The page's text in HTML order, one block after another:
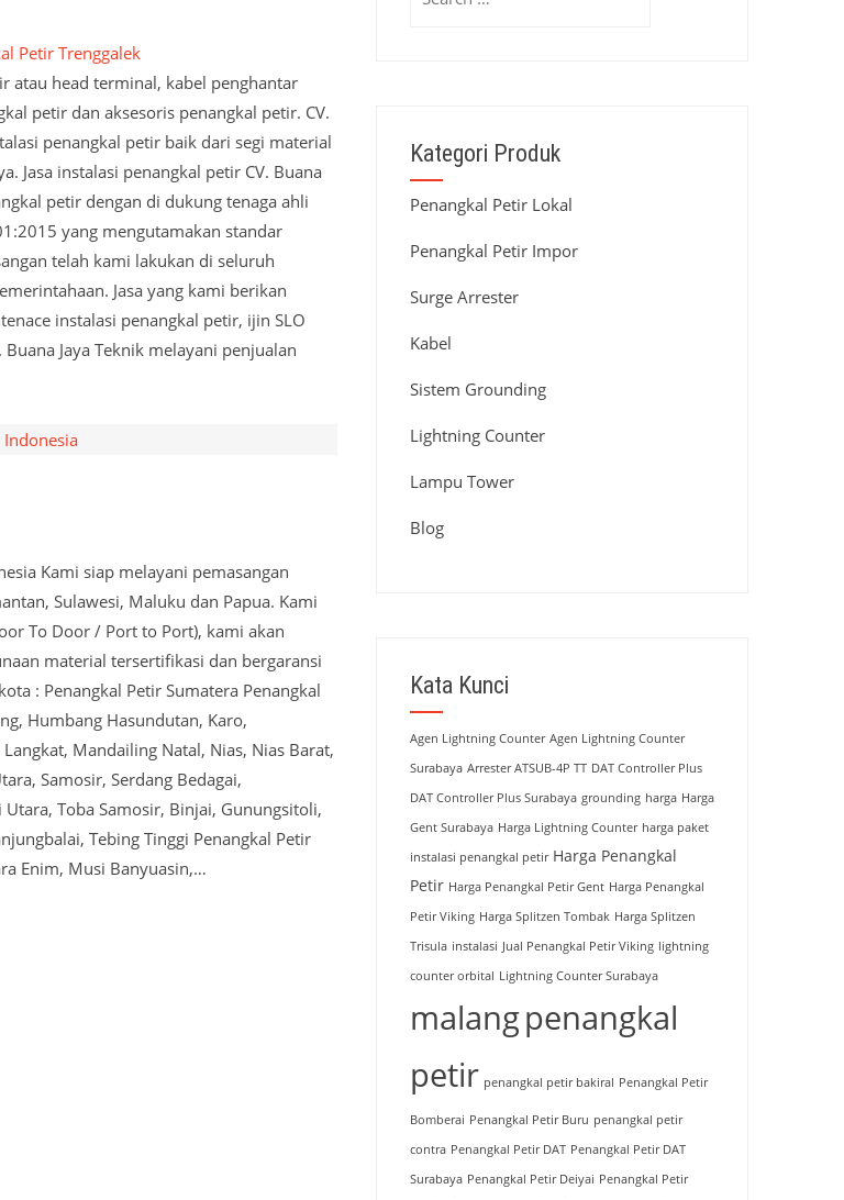
Petir Trenggalek
atau head terminal, kabel penghantar
petir dan aksesoris penangkal petir. CV.
penangkal petir baik dari segi material
Jasa instalasi penangkal petir CV. Buana
petir dengan di dukung tenaga ahli
yang mengutamakan standar
telah kami lakukan di seluruh
Jasa yang kami berikan
instalasi penangkal petir, ijin SLO
Jaya Teknik melayani penjualan
Kami siap melayani pemasangan
Sulawesi, Maluku dan Papua. Kami
To Door / Port to Port), kami akan
material tersertifikasi dan bergaransi
: Penangkal Petir Sumatera Penangkal
Humbang Hasundutan, Karo,
Mandailing Natal, Nias, Nias Barat,
Samosir, Serdang Bedagai,
Toba Samosir, Binjai, Gunungsitoli,
Tebing Tinggi Penangkal Petir
Enim, Musi Banyuasin,…
for:
Kategori Produk
Penangkal Petir Lokal
Penangkal Petir Impor
Surge Arrester
Kabel
Sistem Grounding
Lightning Counter
Lampu Tower
Blog
Kata Kunci
Agen Lightning Counter Agen Lightning Counter
Surabaya Arrester ATSUB-4P TT DAT Controller Plus
DAT Controller Plus Surabaya grounding harga Harga
Gent Surabaya Harga Lightning Counter harga paket
instalasi penangkal petir Harga Penangkal
Petir Harga Penangkal Petir Gent Harga Penangkal
Petir Viking Harga Splitzen Tombak Harga Splitzen
Trisula instalasi Jual Penangkal Petir Viking lightning
counter orbital Lightning Counter Surabaya
malangpenangkal
petir penangkal petir bakiral Penangkal Petir
Bomberai Penangkal Petir Buru penangkal petir
contra Penangkal Petir DAT Penangkal Petir DAT
Surabaya Penangkal Petir Deiyai Penangkal Petir